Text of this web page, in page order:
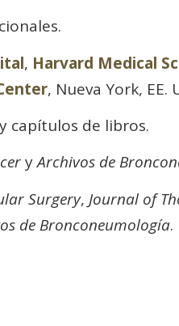
, Harvard Medical
, Nueva York, EE.
capítulos de libros.
yArchivos de
Surgery, Journal of
de Bronconeumología.